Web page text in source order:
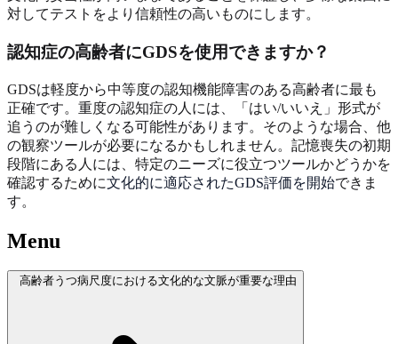
対してテストをより信頼性の高いものにします。
認知症の高齢者にGDSを使用できますか？
GDSは軽度から中等度の認知機能障害のある高齢者に最も
正確です。重度の認知症の人には、「はい/いいえ」形式が
追うのが難しくなる可能性があります。そのような場合、他
の観察ツールが必要になるかもしれません。記憶喪失の初期
段階にある人には、特定のニーズに役立つツールかどうかを
確認するために文化的に適応されたGDS評価を開始できま
す。
Menu
高齢者うつ病尺度における文化的な文脈が重要な理由